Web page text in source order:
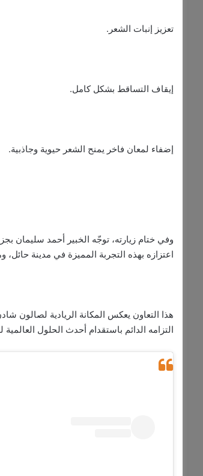
تعزيز إنبات الشعر.
إيقاف التساقط بشكل كامل.
إضفاء لمعان فاخر يمنح الشعر حيوية وجاذبية.
وفي ختام زيارته، توجّه الخبير أحمد سليمان
اعتزازه بهذه التجربة المميزة في مدينة
هذا التعاون يعكس المكانة الريادية لصالون
التزامه الدائم باستقدام أحدث الحلول العالمية